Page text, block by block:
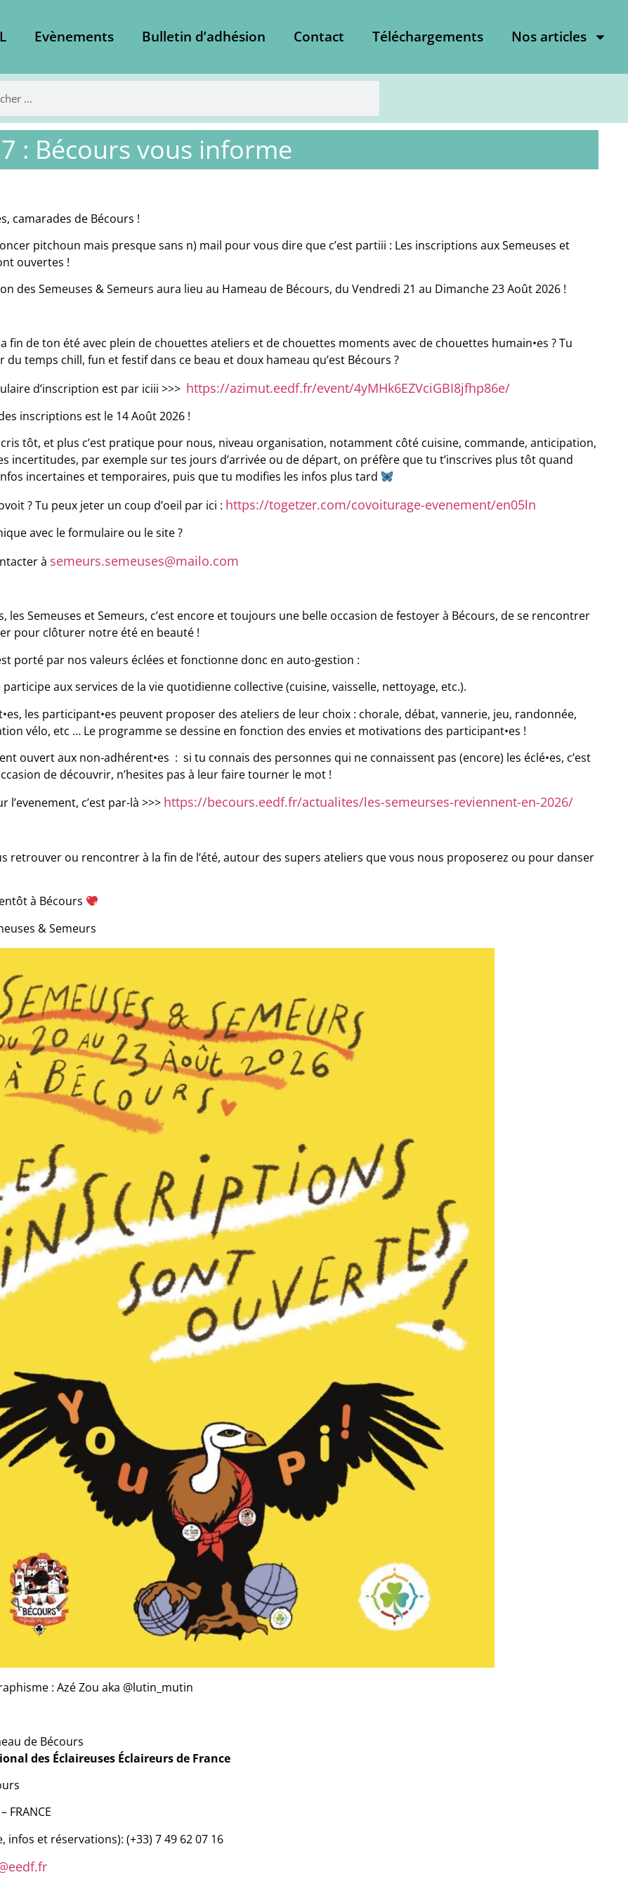
Evènements Bulletin d’adhésion Contact Téléchargements Nos articles
: Bécours vous informe
camarades de Bécours !
pitchoun mais presque sans n) mail pour vous dire que c’est partiii : Les inscriptions aux Semeuses et
ouvertes !
des Semeuses & Semeurs aura lieu au Hameau de Bécours, du Vendredi 21 au Dimanche 23 Août 2026 !
fin de ton été avec plein de chouettes ateliers et de chouettes moments avec de chouettes humain•es ? Tu
du temps chill, fun et festif dans ce beau et doux hameau qu’est Bécours ?
d’inscription est par iciii >>> https://azimut.eedf.fr/event/4yMHk6EZVciGBI8jfhp86e/
inscriptions est le 14 Août 2026 !
tôt, et plus c’est pratique pour nous, niveau organisation, notamment côté cuisine, commande, anticipation,
incertitudes, par exemple sur tes jours d’arrivée ou de départ, on préfère que tu t’inscrives plus tôt quand
incertaines et temporaires, puis que tu modifies les infos plus tard
? Tu peux jeter un coup d’oeil par ici : https://togetzer.com/covoiturage-evenement/en05ln
avec le formulaire ou le site ?
à semeurs.semeuses@mailo.com
les Semeuses et Semeurs, c’est encore et toujours une belle occasion de festoyer à Bécours, de se rencontrer
pour clôturer notre été en beauté !
porté par nos valeurs éclées et fonctionne donc en auto-gestion :
aux services de la vie quotidienne collective (cuisine, vaisselle, nettoyage, etc.).
les participant•es peuvent proposer des ateliers de leur choix : chorale, débat, vannerie, jeu, randonnée,
vélo, etc … Le programme se dessine en fonction des envies et motivations des participant•es !
ouvert aux non-adhérent•es : si tu connais des personnes qui ne connaissent pas (encore) les éclé•es, c’est
de découvrir, n’hesites pas à leur faire tourner le mot !
l’evenement, c’est par-là >>> https://becours.eedf.fr/actualites/les-semeurses-reviennent-en-2026/
retrouver ou rencontrer à la fin de l’été, autour des supers ateliers que vous nous proposerez ou pour danser
à Bécours
& Semeurs
: Azé Zou aka @lutin_mutin
de Bécours
des Éclaireuses Éclaireurs de France
FRANCE
infos et réservations): (+33) 7 49 62 07 16